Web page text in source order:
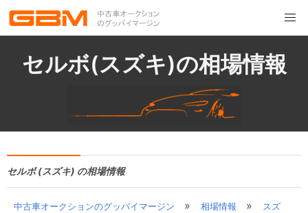
セルボ(スズキ)の相場情報
セルボ (スズキ) の相場情報
中古車オークションのグッバイマージン » 相場情報 »
スズ